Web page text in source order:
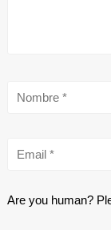
Are you human?